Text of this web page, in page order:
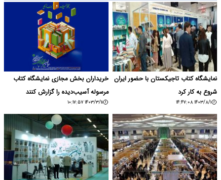
نمایشگاه کتاب تاجیکستان با حضور ایران
شروع به کار کرد
۱۴۰۳/۸/۱ ۱۴:۴۷:۰۸
خریداران بخش مجازی نمایشگاه کتاب
مرسوله آسیب‌دیده را گزارش کنند
۱۴۰۳/۳/۱۱ ۱۰:۱۷:۵۷